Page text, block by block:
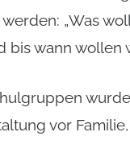
„Was
wann wollen
vor